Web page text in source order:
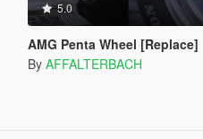
5.0
AMG Penta Wheel [Replace]
By AFFALTERBACH